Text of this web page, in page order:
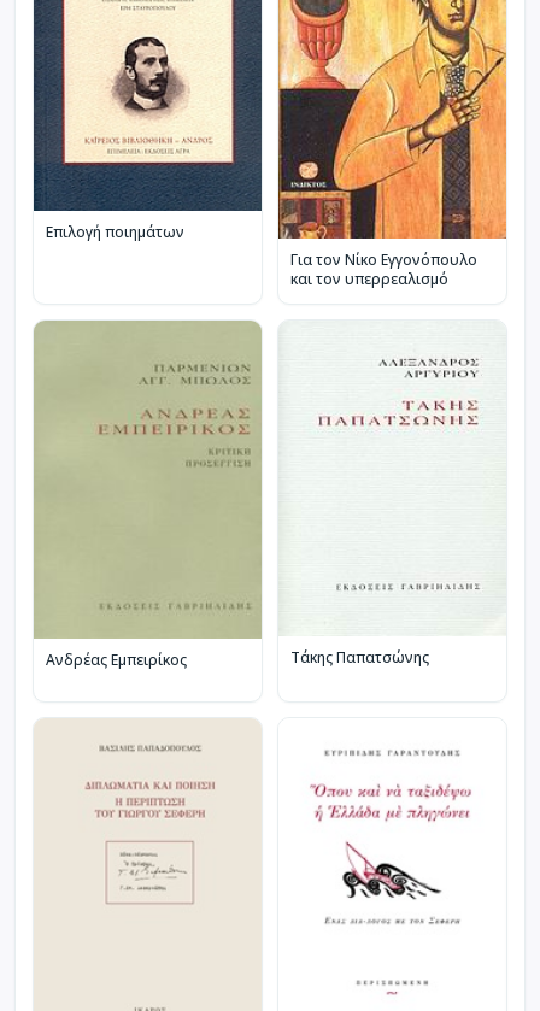
Επιλογή ποιημάτων
Για τον Νίκο Εγγονόπουλο
και τον υπερρεαλισμό
Ανδρέας Εμπειρίκος Τάκης Παπατσώνης